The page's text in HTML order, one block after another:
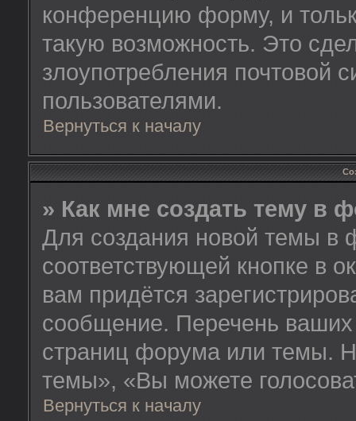
конференцию форму, и
такую возможность. Это
злоупотребления почтовой
пользователями.
Вернуться к началу
» Как мне создать тему в
Для создания новой темы в
соответствующей кнопке в
вам придётся
сообщение. Перечень ваших
страниц форума или темы.
темы», «Вы можете
Вернуться к началу